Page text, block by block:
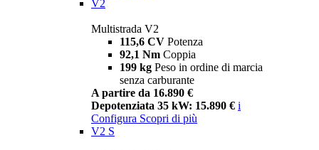
V2
Multistrada V2
115,6 CV Potenza
92,1 Nm Coppia
199 kg Peso in ordine di marcia
senza carburante
A partire da 16.890 €
Depotenziata 35 kW: 15.890 € i
Configura Scopri di più
V2 S